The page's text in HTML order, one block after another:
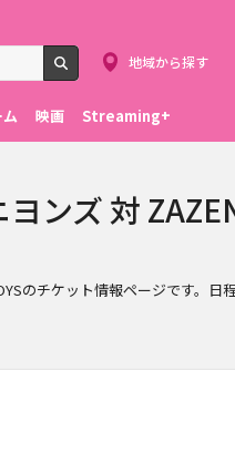
検索
地域から探す
ム 映画 Streaming+
ンズ 対
のチケット情報ページです。日